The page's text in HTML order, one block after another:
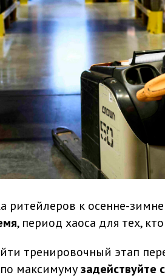
ритейлеров к осенне-
, период хаоса для тех,
тренировочный этап
максимумузадействуйте